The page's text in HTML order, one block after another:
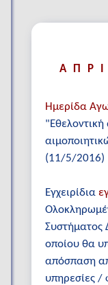
Ημερίδα
(11/5/2016)
Εγχειρίδια
Συστήματος
οποίου θα
απόσπαση
υπηρεσίες /